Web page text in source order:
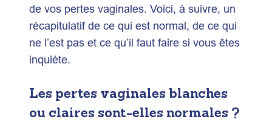
de vos pertes vaginales. Voici, à suivre, un
récapitulatif de ce qui est normal, de ce qui
ne l’est pas et ce qu’il faut faire si vous êtes
inquiète.
Les pertes vaginales blanches
ou claires sont-elles normales ?